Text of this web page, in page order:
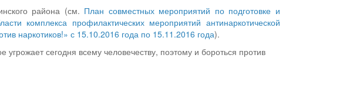
района (см. План совместных мероприятий по подготовке и
комплекса профилактических мероприятий антинаркотической
наркотиков!» с 15.10.2016 года по 15.11.2016 года).
сегодня всему человечеству, поэтому и бороться против